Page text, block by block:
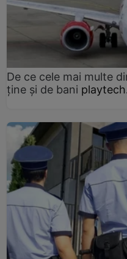
De ce cele mai multe
ține și de bani